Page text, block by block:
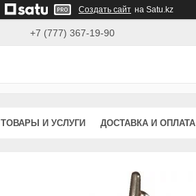
Создать сайт на Satu.kz
+7 (777) 367-19-90
ТОВАРЫ И УСЛУГИ ДОСТАВКА И ОПЛАТА